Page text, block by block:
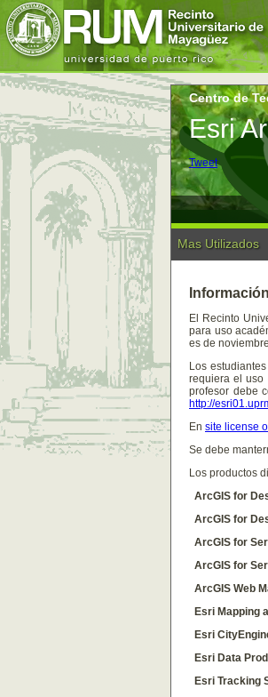
Centro de
Esri
Tweet
Mas Utilizados
El Recinto
para uso
es de
Los
requiera el uso
profesor debe
http://
En site license
Se debe
Los productos
ArcGIS for
ArcGIS for
ArcGIS for
ArcGIS for
ArcGIS Web
Esri Mapping
Esri
Esri Data
Esri Tracking